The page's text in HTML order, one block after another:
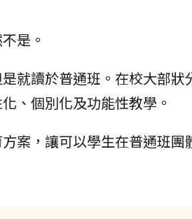
是。
就讀於普通班。在校大部狀
、個別化及功能性教學。
案，讓可以學生在普通班團